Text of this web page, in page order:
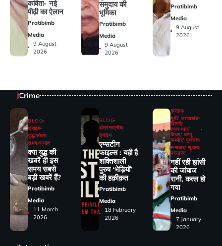
कविता- नई
पीढ़ी का ऐलान
Pratibimb
Media
9 August
2026
समुदाय की
भूमिका
Pratibimb
Media
9 August
2026
Pratibimb
Media
9 August
2026
Crime
BLOG
क्राइम
युद्ध/संघर्ष
समय/समाज
क्या युद्ध की
खबरें ही इस
समय सबसे
बड़ी खबरें हैं?
Pratibimb
Media
11 March
2026
BLOG
अंतरराष्ट्रीय
क्राइम
एप्सटीन
फाइल्स : यही है
शक्तिशाली
पुरुष ‘भेड़ियों’
की हक़ीक़त
Pratibimb
Media
18 February
2026
क्राइम
यूपी/ उत्तराखंड/
दिल्ली/
राजस्थान/
बिहार/ जम्मू
कश्मीर/ गुजरात/
समाचार/ सूचना
प्रसारण
नहीं रही झांसी
की जांंबाज
रानी, कत्‍ल हो
गया
Pratibimb
Media
7 January
2026